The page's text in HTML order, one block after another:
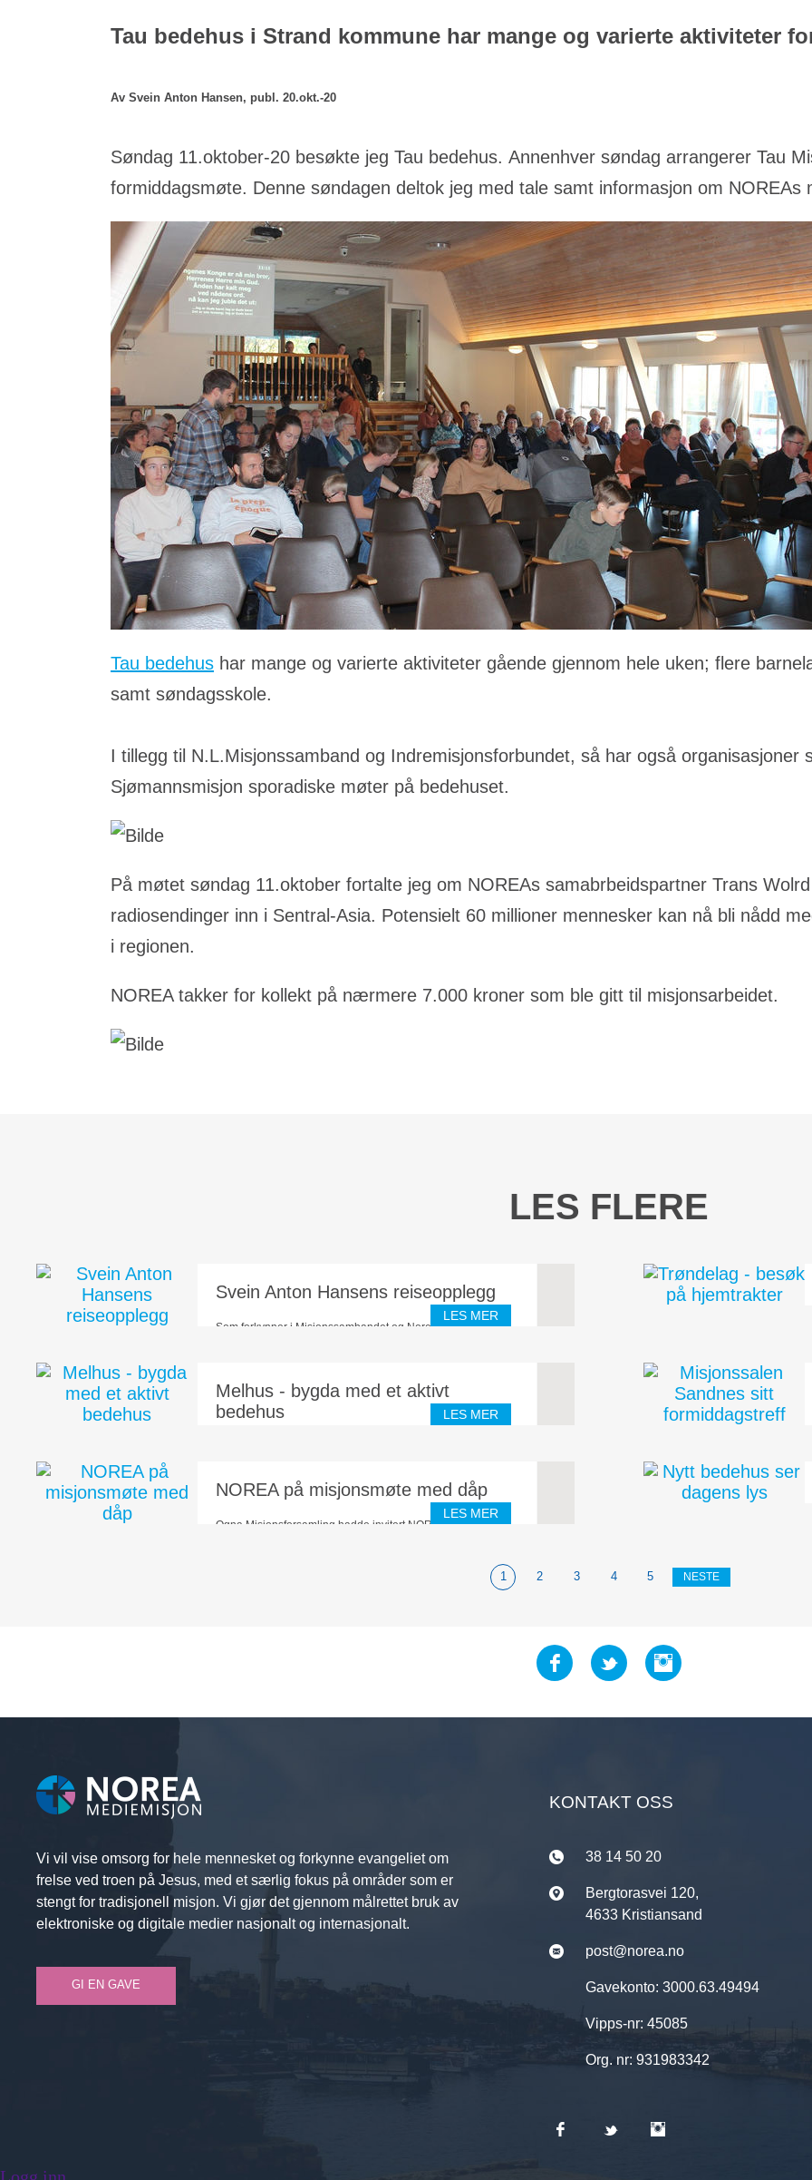
Tau bedehus i Strand kommune har mange og varierte aktiviteter
Av Svein Anton Hansen, publ. 20.okt.-20
Søndag 11.oktober-20 besøkte jeg Tau bedehus. Annenhver søndag arrangerer Tau
formiddagsmøte. Denne søndagen deltok jeg med tale samt informasjon om NOREAs
Tau bedehus har mange og varierte aktiviteter gående gjennom hele uken; flere
samt søndagsskole.
I tillegg til N.L.Misjonssamband og Indremisjonsforbundet, så har også organisasjoner
Sjømannsmisjon sporadiske møter på bedehuset.
På møtet søndag 11.oktober fortalte jeg om NOREAs samabrbeidspartner Trans
radiosendinger inn i Sentral-Asia. Potensielt 60 millioner mennesker kan nå bli nådd
i regionen.
NOREA takker for kollekt på nærmere 7.000 kroner som ble gitt til misjonsarbeidet.
LES FLERE
Svein Anton Hansens reiseopplegg
Som forkynner i Misjonssambandet og Norea Mediemisjon,
LES MER
Melhus - bygda med et aktivt
bedehus
LES MER
NOREA på misjonsmøte med dåp
Ogna Misjonsforsamling hadde invitert NOREA mediemisjon
LES MER
1 2 3 4 5 NESTE
Vi vil vise omsorg for hele mennesket og forkynne evangeliet om
frelse ved troen på Jesus, med et særlig fokus på områder som er
stengt for tradisjonell misjon. Vi gjør det gjennom målrettet bruk av
elektroniske og digitale medier nasjonalt og internasjonalt.
GI EN GAVE
KONTAKT OSS
38 14 50 20
Bergtorasvei 120,
4633 Kristiansand
post@norea.no
Gavekonto: 3000.63.49494
Vipps-nr: 45085
Org. nr: 931983342